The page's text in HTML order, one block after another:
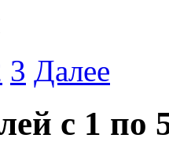
3 Далее
с 1 по